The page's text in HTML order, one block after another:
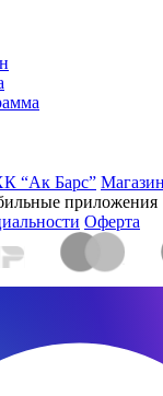
“Ак Барс”
приложения
Оферта